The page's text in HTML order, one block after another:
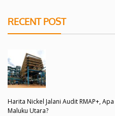
RECENT POST
Harita Nickel Jalani Audit RMAP+,
Maluku Utara?